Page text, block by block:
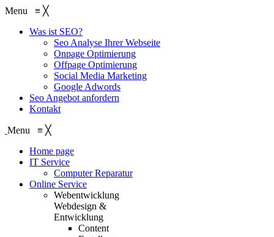
Menu ≡ ╳
Was ist SEO?
Seo Analyse Ihrer Webseite
Onpage Optimierung
Offpage Optimierung
Social Media Marketing
Google Adwords
Seo Angebot anfordern
Kontakt
Menu ≡ ╳
Home page
IT Service
Computer Reparatur
Online Service
Webentwicklung
Webdesign &
Entwicklung
Content